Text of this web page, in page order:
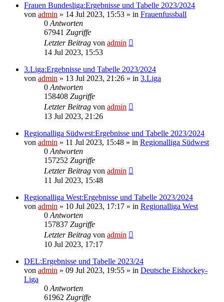
Frauen Bundesliga:Ergebnisse und Tabelle 2023/2024
von admin » 14 Jul 2023, 15:53 » in Frauenfussball
0 Antworten
67941 Zugriffe
Letzter Beitrag von admin
14 Jul 2023, 15:53
3.Liga:Ergebnisse und Tabelle 2023/2024
von admin » 13 Jul 2023, 21:26 » in 3.Liga
0 Antworten
158408 Zugriffe
Letzter Beitrag von admin
13 Jul 2023, 21:26
Regionalliga Südwest:Ergebnisse und Tabelle 2023/2024
von admin » 11 Jul 2023, 15:48 » in Regionalliga Südwest
0 Antworten
157252 Zugriffe
Letzter Beitrag von admin
11 Jul 2023, 15:48
Regionalliga West:Ergebnisse und Tabelle 2023/2024
von admin » 10 Jul 2023, 17:17 » in Regionalliga West
0 Antworten
157837 Zugriffe
Letzter Beitrag von admin
10 Jul 2023, 17:17
DEL:Ergebnisse und Tabelle 2023/24
von admin » 09 Jul 2023, 19:55 » in Deutsche Eishockey-
Liga
0 Antworten
61962 Zugriffe